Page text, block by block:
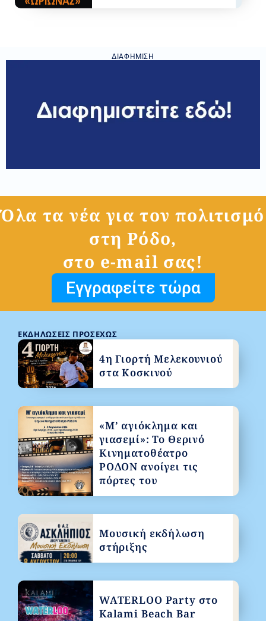
ΔΙΑΦΉΜΙΣΗ
Όλα τα νέα για τον πολιτισμό
στη Ρόδο,
στο e-mail σας!
Εγγραφείτε τώρα
ΕΚΔΗΛΏΣΕΙΣ ΠΡΟΣΕΧΏΣ
4η Γιορτή Μελεκουνιού
στα Κοσκινού
«Μ’ αγιόκλημα και
γιασεμί»: Το Θερινό
Κινηματοθέατρο
ΡΟΔΟΝ ανοίγει τις
πόρτες του
Μουσική εκδήλωση
στήριξης
WATERLOO Party στο
Kalami Beach Bar